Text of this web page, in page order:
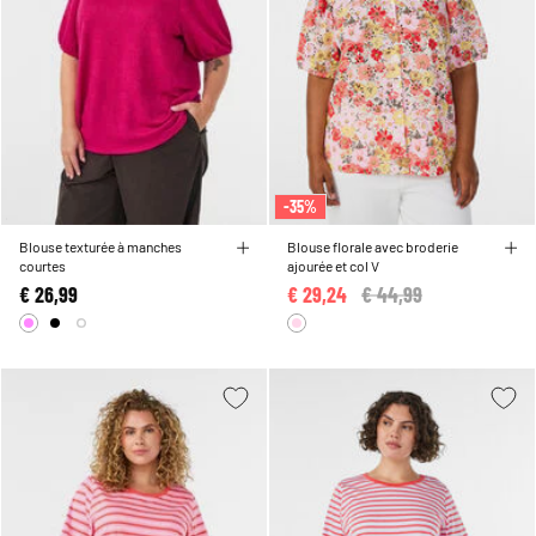
Blouse texturée à manches
courtes
€ 26,99
-35%
Blouse florale avec broderie
ajourée et col V
Price reduced from
€ 44,99
€ 29,24